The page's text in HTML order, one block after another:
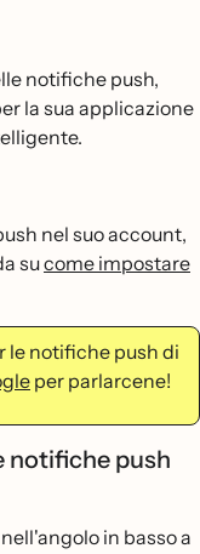
notifiche push,
la sua applicazione
nel suo account,
sucome impostare
le notifiche push di
per parlarcene!
notifiche push
in basso a